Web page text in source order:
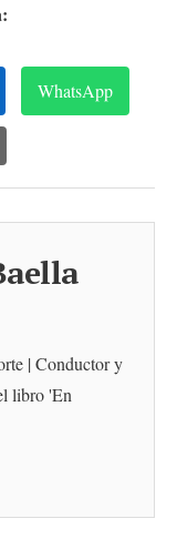
WhatsApp
| Conductor y
libro 'En